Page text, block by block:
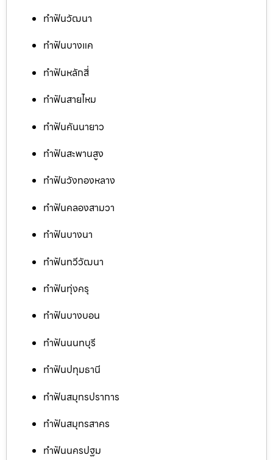
ทำฟันวัฒนา
ทำฟันบางแค
ทำฟันหลักสี่
ทำฟันสายไหม
ทำฟันคันนายาว
ทำฟันสะพานสูง
ทำฟันวังทองหลาง
ทำฟันคลองสามวา
ทำฟันบางนา
ทำฟันทวีวัฒนา
ทำฟันทุ่งครุ
ทำฟันบางบอน
ทำฟันนนทบุรี
ทำฟันปทุมธานี
ทำฟันสมุทรปราการ
ทำฟันสมุทรสาคร
ทำฟันนครปฐม